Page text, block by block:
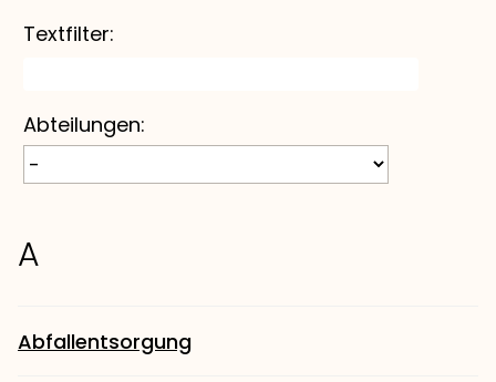
Textfilter:
Abteilungen:
A
Abfallentsorgung